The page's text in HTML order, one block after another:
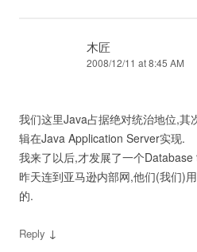
木匠
2008/12/11 at 8:45 AM
我们这里Java占据绝对统治地位,其
辑在Java Application Server实现.
我来了以后,才发展了一个Database
昨天连到亚马逊内部网,他们(我们)
的.
Reply ↓